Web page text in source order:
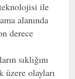
ile
alanında
derece
sıklığını
üzere olayları